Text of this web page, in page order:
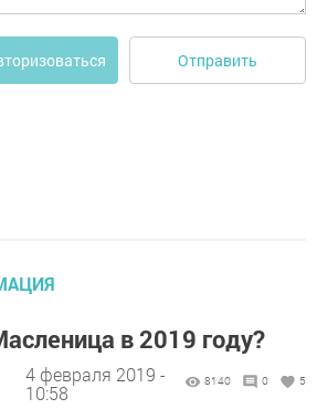
Отправить
в 2019 году?
4 февраля 2019 -
10:58
8140 0 5